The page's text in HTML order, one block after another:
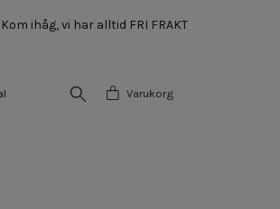
Kom ihåg, vi har alltid FRI FRAKT
Varukorg